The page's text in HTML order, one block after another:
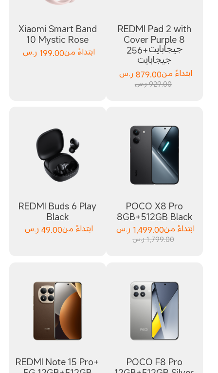
REDMI Pad 2 with
Cover Purple 8
جيجابايت+256
جيجابايت
ابتداءً من879.00 ر.س
929.00 ر.س
Xiaomi Smart Band
10 Mystic Rose
ابتداءً من199.00 ر.س
POCO X8 Pro
8GB+512GB Black
ابتداءً من1,499.00 ر.س
1,799.00 ر.س
REDMI Buds 6 Play
Black
ابتداءً من49.00 ر.س
POCO F8 Pro
REDMI Note 15 Pro+